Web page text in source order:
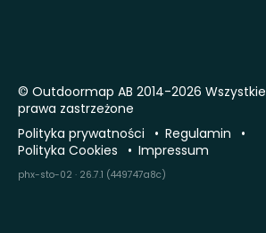
© Outdoormap AB 2014-2026 Wszystkie
prawa zastrzeżone
Polityka prywatności
Regulamin
Polityka Cookies
Impressum
phx-sto-02 · 26.7.1 (449747a8c)